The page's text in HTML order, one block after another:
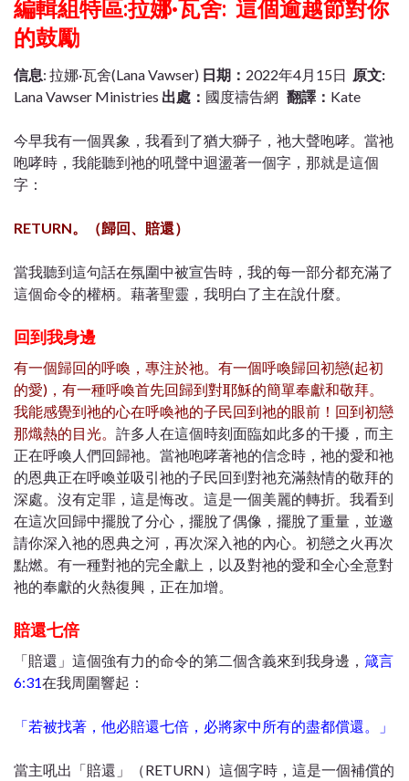
編輯組特區:拉娜·瓦舍: 這個逾越節對你
的鼓勵
信息: 拉娜·瓦舍(Lana Vawser) 日期： 2022年4月15日 原文:
Lana Vawser Ministries 出處： 國度禱告網 翻譯： Kate
今早我有一個異象，我看到了猶大獅子，祂大聲咆哮。當祂
咆哮時，我能聽到祂的吼聲中迴盪著一個字，那就是這個
字：
RETURN。（歸回、賠還）
當我聽到這句話在氛圍中被宣告時，我的每一部分都充滿了
這個命令的權柄。藉著聖靈，我明白了主在說什麼。
回到我身邊
有一個歸回的呼喚，專注於祂。有一個呼喚歸回初戀(起初
的愛)，有一種呼喚首先回歸到對耶穌的簡單奉獻和敬拜。
我能感覺到祂的心在呼喚祂的子民回到祂的眼前！回到初戀
那熾熱的目光。 許多人在這個時刻面臨如此多的干擾，而主
正在呼喚人們回歸祂。當祂咆哮著祂的信念時，祂的愛和祂
的恩典正在呼喚並吸引祂的子民回到對祂充滿熱情的敬拜的
深處。沒有定罪，這是悔改。這是一個美麗的轉折。我看到
在這次回歸中擺脫了分心，擺脫了偶像，擺脫了重量，並邀
請你深入祂的恩典之河，再次深入祂的內心。初戀之火再次
點燃。有一種對祂的完全獻上，以及對祂的愛和全心全意對
祂的奉獻的火熱復興，正在加增。
賠還七倍
「賠還」這個強有力的命令的第二個含義來到我身邊， 箴言
6:31在我周圍響起：
「若被找著，他必賠還七倍，必將家中所有的盡都償還。」
當主吼出「賠還」（RETURN）這個字時，這是一個補償的